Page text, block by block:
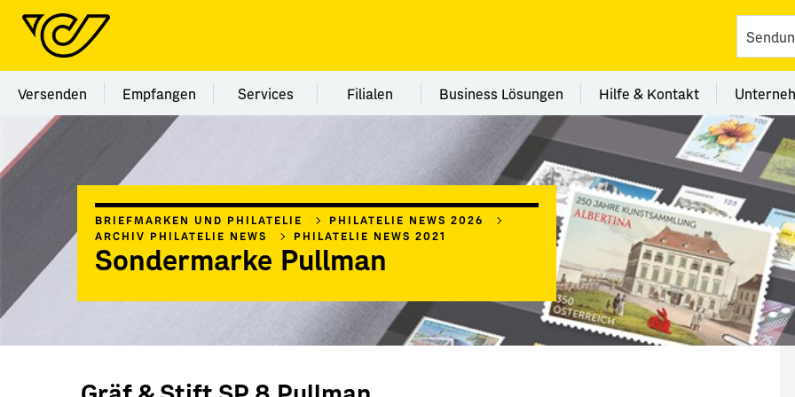
Menü Kategorie Versenden
Versenden Menü Kategorie Empfangen
Empfangen Menü Kategorie Services
Services Menü Kategorie Filialen
Filialen Menü Kategorie Business Lösungen
Business Lösungen Menü Kategorie Hilfe
Hilfe & Kontakt
BRIEFMARKEN UND PHILATELIE
PHILATELIE NEWS 2026
ARCHIV PHILATELIE NEWS
PHILATELIE NEWS 2021
Sondermarke Pullman